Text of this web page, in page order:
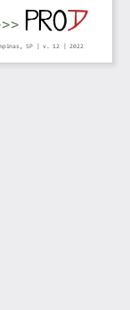
SP | v. 12 | 2022